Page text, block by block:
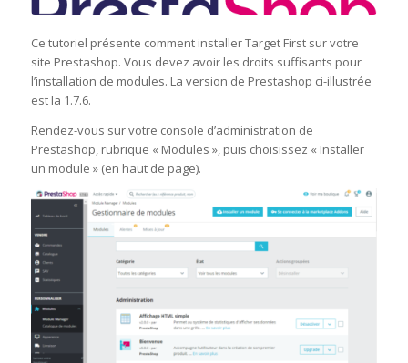
Ce tutoriel présente comment installer Target First sur votre
site Prestashop. Vous devez avoir les droits suffisants pour
l’installation de modules. La version de Prestashop ci-illustrée
est la 1.7.6.
Rendez-vous sur votre console d’administration de
Prestashop, rubrique « Modules », puis choisissez « Installer
un module » (en haut de page).